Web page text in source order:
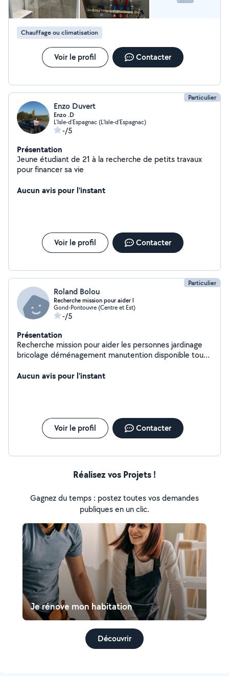
Chauffage ou climatisation
Voir le profil Contacter
Particulier
Enzo Duvert
Enzo .D
L'Isle-d'Espagnac (L'Isle-d'Espagnac)
-/5
Présentation
Jeune étudiant de 21 à la recherche de petits travaux
pour financer sa vie
Aucun avis pour l'instant
Voir le profil Contacter
Particulier
Roland Bolou
Recherche mission pour aider l
Gond-Pontouvre (Centre et Est)
-/5
Présentation
Recherche mission pour aider les personnes jardinage
bricolage déménagement manutention disponible tous
Aucun avis pour l'instant
Voir le profil Contacter
Réalisez vos Projets !
Gagnez du temps : postez toutes vos demandes
publiques en un clic.
Je rénove mon habitation
Découvrir